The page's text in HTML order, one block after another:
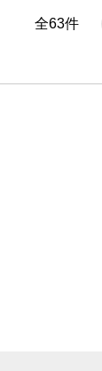
全63件